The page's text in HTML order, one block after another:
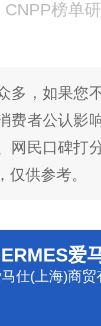
CNPP榜单
多，如果您
费者公认影
网民口碑打
供参考。
爱
仕(上海)商贸